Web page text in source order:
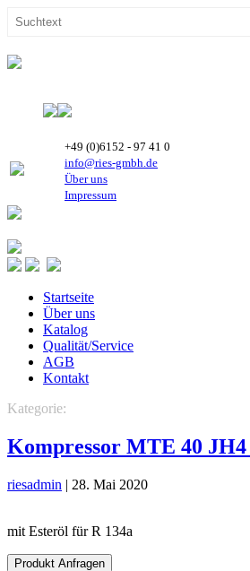
+49 (0)6152 - 97 41 0
info@ries-gmbh.de
Über uns
Impressum
Startseite
Über uns
Katalog
Qualität/Service
AGB
Kontakt
Kategorie:
Kompressor MTE 40 JH4
riesadmin | 28. Mai 2020
mit Esteröl für R 134a
Produkt Anfragen